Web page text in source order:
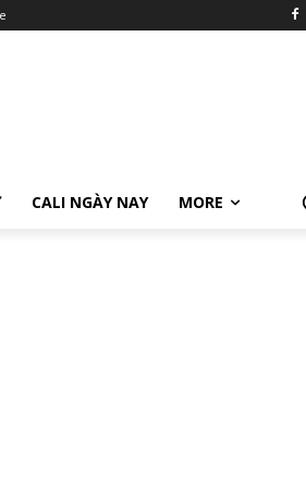
CALI NGÀY NAY MORE